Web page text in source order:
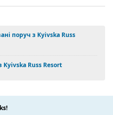
поруч з Kyivska Russ
Russ Resort